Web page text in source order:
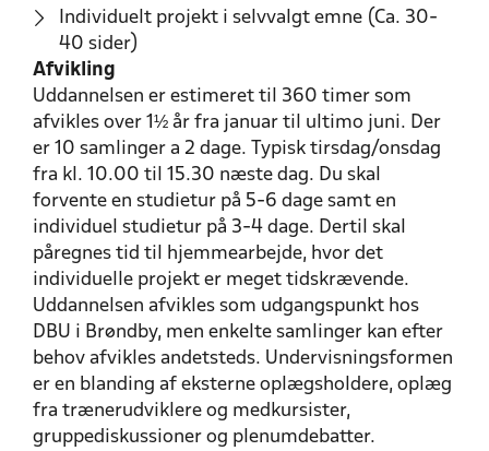
Individuelt projekt i selvvalgt emne (Ca. 30-
40 sider)
Afvikling
Uddannelsen er estimeret til 360 timer som
afvikles over 1½ år fra januar til ultimo juni. Der
er 10 samlinger a 2 dage. Typisk tirsdag/onsdag
fra kl. 10.00 til 15.30 næste dag. Du skal
forvente en studietur på 5-6 dage samt en
individuel studietur på 3-4 dage. Dertil skal
påregnes tid til hjemmearbejde, hvor det
individuelle projekt er meget tidskrævende.
Uddannelsen afvikles som udgangspunkt hos
DBU i Brøndby, men enkelte samlinger kan efter
behov afvikles andetsteds. Undervisningsformen
er en blanding af eksterne oplægsholdere, oplæg
fra trænerudviklere og medkursister,
gruppediskussioner og plenumdebatter.